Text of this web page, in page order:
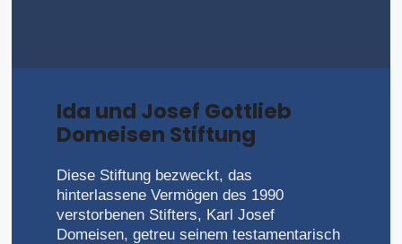
Ida und Josef Gottlieb
Domeisen Stiftung
Diese Stiftung bezweckt, das
hinterlassene Vermögen des 1990
verstorbenen Stifters, Karl Josef
Domeisen, getreu seinem testamentarisch